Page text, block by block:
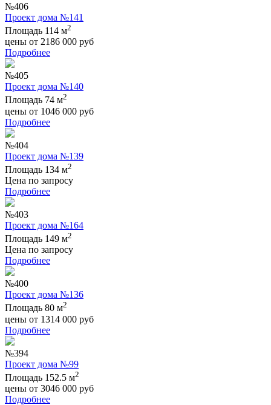
№406
Проект дома №141
Площадь 114 м2
цены от 2186 000 руб
Подробнее
№405
Проект дома №140
Площадь 74 м2
цены от 1046 000 руб
Подробнее
№404
Проект дома №139
Площадь 134 м2
Цена по запросу
Подробнее
№403
Проект дома №164
Площадь 149 м2
Цена по запросу
Подробнее
№400
Проект дома №136
Площадь 80 м2
цены от 1314 000 руб
Подробнее
№394
Проект дома №99
Площадь 152.5 м2
цены от 3046 000 руб
Подробнее